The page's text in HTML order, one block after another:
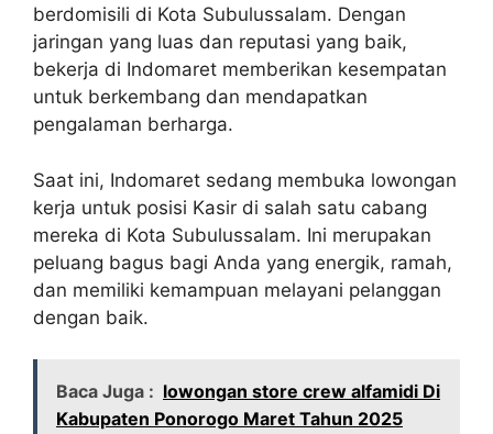
berdomisili di Kota Subulussalam. Dengan
jaringan yang luas dan reputasi yang baik,
bekerja di Indomaret memberikan kesempatan
untuk berkembang dan mendapatkan
pengalaman berharga.
Saat ini, Indomaret sedang membuka lowongan
kerja untuk posisi Kasir di salah satu cabang
mereka di Kota Subulussalam. Ini merupakan
peluang bagus bagi Anda yang energik, ramah,
dan memiliki kemampuan melayani pelanggan
dengan baik.
Baca Juga : lowongan store crew alfamidi Di
Kabupaten Ponorogo Maret Tahun 2025